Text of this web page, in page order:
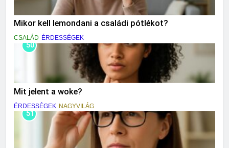
Mikor kell lemondani a családi pótlékot?
CSALÁD ÉRDESSÉGEK
50
Mit jelent a woke?
ÉRDESSÉGEK NAGYVILÁG
51